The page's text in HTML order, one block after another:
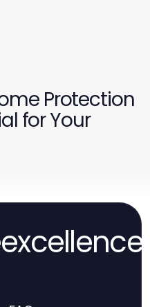
Protection
for Your